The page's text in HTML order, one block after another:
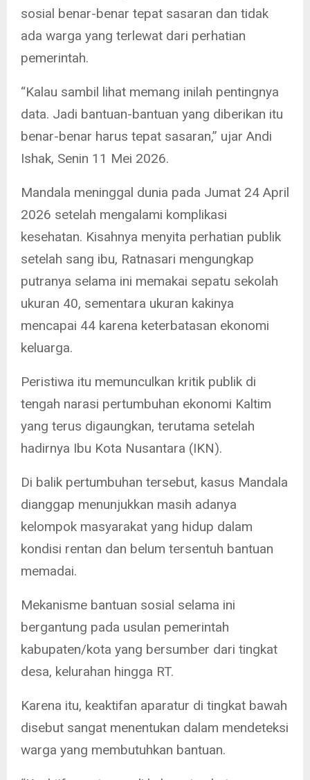
sosial benar-benar tepat sasaran dan tidak
ada warga yang terlewat dari perhatian
pemerintah.
“Kalau sambil lihat memang inilah pentingnya
data. Jadi bantuan-bantuan yang diberikan itu
benar-benar harus tepat sasaran,” ujar Andi
Ishak, Senin 11 Mei 2026.
Mandala meninggal dunia pada Jumat 24 April
2026 setelah mengalami komplikasi
kesehatan. Kisahnya menyita perhatian publik
setelah sang ibu, Ratnasari mengungkap
putranya selama ini memakai sepatu sekolah
ukuran 40, sementara ukuran kakinya
mencapai 44 karena keterbatasan ekonomi
keluarga.
Peristiwa itu memunculkan kritik publik di
tengah narasi pertumbuhan ekonomi Kaltim
yang terus digaungkan, terutama setelah
hadirnya Ibu Kota Nusantara (IKN).
Di balik pertumbuhan tersebut, kasus Mandala
dianggap menunjukkan masih adanya
kelompok masyarakat yang hidup dalam
kondisi rentan dan belum tersentuh bantuan
memadai.
Mekanisme bantuan sosial selama ini
bergantung pada usulan pemerintah
kabupaten/kota yang bersumber dari tingkat
desa, kelurahan hingga RT.
Karena itu, keaktifan aparatur di tingkat bawah
disebut sangat menentukan dalam mendeteksi
warga yang membutuhkan bantuan.